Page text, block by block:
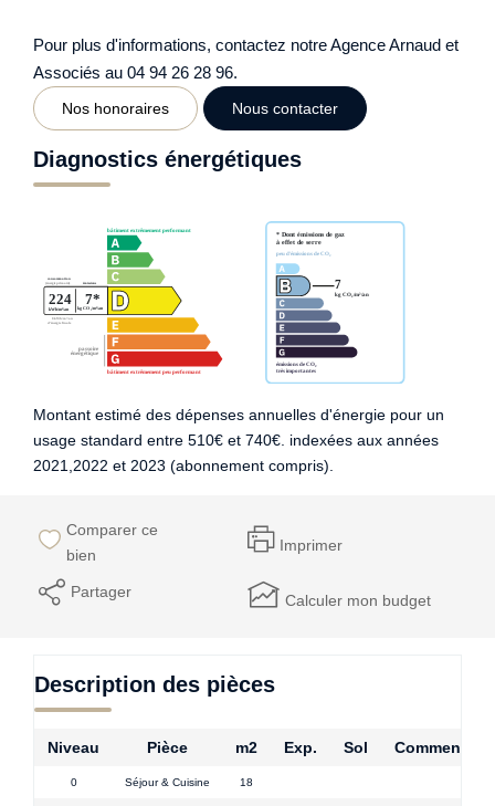
Pour plus d'informations, contactez notre Agence Arnaud et
Associés au 04 94 26 28 96.
Nos honoraires Nous contacter
Diagnostics énergétiques
Montant estimé des dépenses annuelles d'énergie pour un
usage standard entre 510€ et 740€. indexées aux années
2021,2022 et 2023 (abonnement compris).
Comparer ce
bien
Imprimer
Partager Calculer mon budget
Description des pièces
Niveau Pièce m2 Exp. Sol
0 Séjour & Cuisine 18